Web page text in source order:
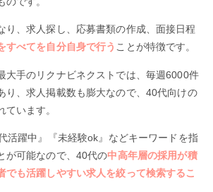
り、求人探し、応募書類の作成、面接日程
すべてを自分自身で行う ことが特徴です。
大手のリクナビネクストでは、毎週6000件
り、求人掲載数も膨大なので、40代向けの
います。
活躍中』『未経験ok』などキーワードを指
が可能なので、40代の中高年層の採用が積
でも活躍しやすい求人を絞って検索するこ